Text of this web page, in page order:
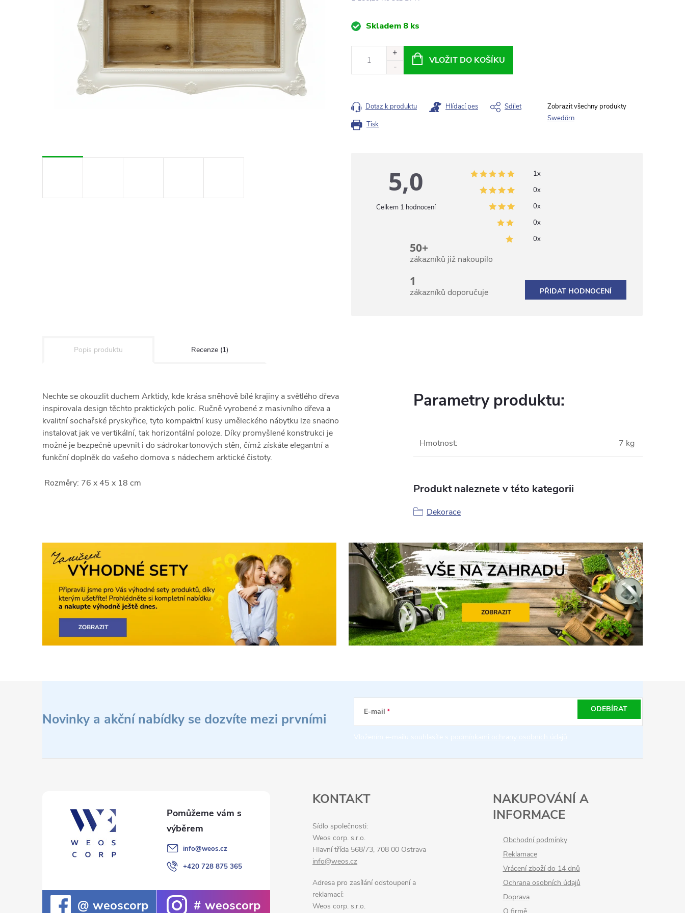
MěrnáSkladem 8 ks
VLOŽIT DO KOŠÍKU
Tisk
Dotaz k produktu Hlídací pes
Sdílet
Swedörn
5,0
1 hodnocení
1x
0x
0x
0x
0x
50+
zákazníků již nakoupilo
1
zákazníků doporučuje PŘIDAT HODNOCENÍ
Popis produktu Recenze (1)
Nechte se okouzlit duchem Arktidy, kde krása sněhově bílé krajiny a světlého dřeva
inspirovala design těchto praktických polic. Ručně vyrobené z masivního dřeva a
kvalitní sochařské pryskyřice, tyto kompaktní kusy uměleckého nábytku lze snadno
instalovat jak ve vertikální, tak horizontální poloze. Díky promyšlené konstrukci je
možné je bezpečně upevnit i do sádrokartonových stěn, čímž získáte elegantní a
funkční doplněk do vašeho domova s nádechem arktické čistoty.
Rozměry: 76 x 45 x 18 cm
Parametry produktu:
Hmotnost: 7 kg
Produkt naleznete v této kategorii
Dekorace
Novinky a akční nabídky se dozvíte mezi prvními E-mail ODEBÍRAT
info@weos.cz
+420 728 875 365
weoscorp weoscorp
KONTAKT
Sídlo společnosti:
Weos corp. s.r.o.
Hlavní třída 568/73, 708 00 Ostrava
info@weos.cz
Adresa pro zasílání odstoupení a
reklamací:
Weos corp. s.r.o.
NAKUPOVÁNÍ A
INFORMACE
Obchodní podmínky
Reklamace
Vrácení zboží do 14 dnů
Ochrana osobních údajů
Doprava